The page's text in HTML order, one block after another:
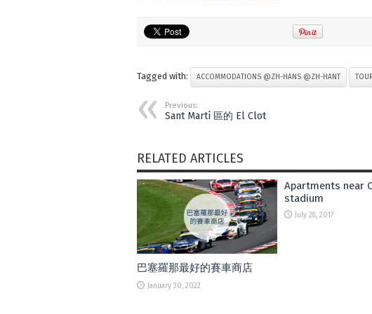
Tagged with: ACCOMMODATIONS @ZH-HANS @ZH-HANT
Previous:
Sant Martí 區的 El Clot
RELATED ARTICLES
巴塞羅那最好的賽車商店
January 30, 2022
Apartments near
stadium
July 28, 2017